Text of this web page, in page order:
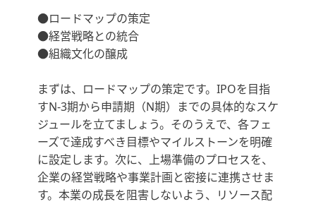
●ロードマップの策定
●経営戦略との統合
●組織文化の醸成
まずは、ロードマップの策定です。IPOを目指
すN-3期から申請期（N期）までの具体的なスケ
ジュールを立てましょう。そのうえで、各フェ
ーズで達成すべき目標やマイルストーンを明確
に設定します。次に、上場準備のプロセスを、
企業の経営戦略や事業計画と密接に連携させま
す。本業の成長を阻害しないよう、リソース配